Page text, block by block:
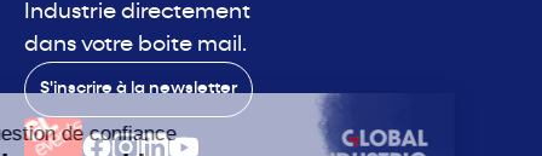
Industrie directement
dans votre boite mail.
S'inscrire à la newsletter